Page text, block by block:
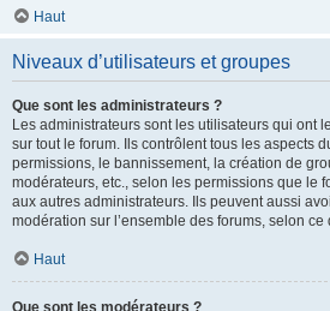
Haut
Niveaux d’utilisateurs et groupes
Que sont les administrateurs ?
Les administrateurs sont les utilisateurs qui ont
sur tout le forum. Ils contrôlent tous les aspects
permissions, le bannissement, la création de
modérateurs, etc., selon les permissions que le
aux autres administrateurs. Ils peuvent aussi
modération sur l’ensemble des forums, selon
Haut
Que sont les modérateurs ?